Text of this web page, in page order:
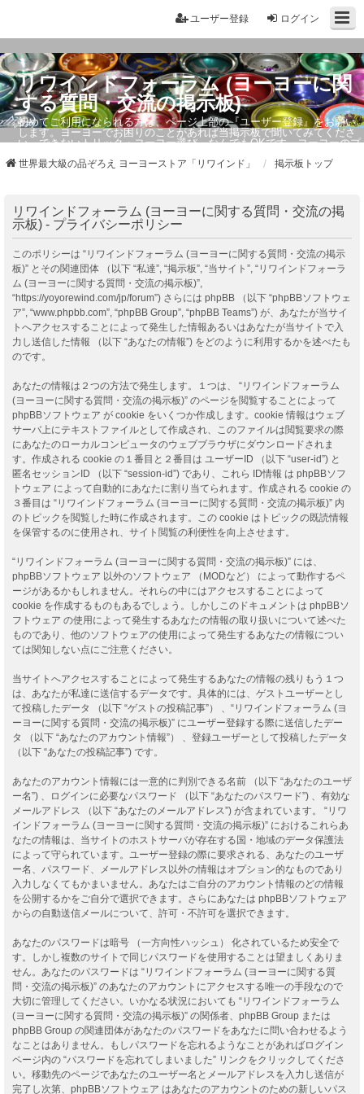
ログイン
ユーザー登録
リワインドフォーラム (ヨーヨーに関
する質問・交流の掲示板)
初めてご利用になられる方は、ページ上部の『ユーザー登録』をお願い
します。ヨーヨーでお困りのことがあれば当掲示板で聞いてみてくださ
い。できないトリック・ヨーヨー選び、なんでもOKです。ヨーヨーのプ
世界最大級の品ぞろえ ヨーヨーストア「リワインド」 掲示板トップ
リワインドフォーラム (ヨーヨーに関する質問・交流の掲
示板) - プライバシーポリシー
このポリシーは “リワインドフォーラム (ヨーヨーに関する質問・交流の掲示
板)” とその関連団体 （以下 “私達”, “掲示板”, “当サイト”, “リワインドフォーラ
ム (ヨーヨーに関する質問・交流の掲示板)”,
“https://yoyorewind.com/jp/forum”) さらには phpBB （以下 “phpBBソフトウェ
ア”, “www.phpbb.com”, “phpBB Group”, “phpBB Teams”) が、あなたが当サイ
トへアクセスすることによって発生した情報あるいはあなたが当サイトで入
力し送信した情報 （以下 “あなたの情報”) をどのように利用するかを述べたも
のです。
あなたの情報は２つの方法で発生します。１つは、 “リワインドフォーラム
(ヨーヨーに関する質問・交流の掲示板)” のページを閲覧することによって
phpBBソフトウェア が cookie をいくつか作成します。cookie 情報はウェブ
サーバ上にテキストファイルとして作成され、このファイルは閲覧要求の際
にあなたのローカルコンピュータのウェブブラウザにダウンロードされま
す。作成される cookie の１番目と２番目は ユーザーID （以下 “user-id”) と
匿名セッションID （以下 “session-id”) であり、これら ID情報 は phpBBソフ
トウェア によって自動的にあなたに割り当てられます。作成される cookie の
３番目は “リワインドフォーラム (ヨーヨーに関する質問・交流の掲示板)” 内
のトピックを閲覧した時に作成されます。この cookie はトピックの既読情報
を保管するのに使用され、サイト閲覧の利便性を向上させます。
“リワインドフォーラム (ヨーヨーに関する質問・交流の掲示板)” には、
phpBBソフトウェア 以外のソフトウェア （MODなど） によって動作するペ
ージがあるかもしれません。それらの中にはアクセスすることによって
cookie を作成するものもあるでしょう。しかしこのドキュメントは phpBBソ
フトウェア の使用によって発生するあなたの情報の取り扱いについて述べた
ものであり、他のソフトウェアの使用によって発生するあなたの情報につい
ては関知しない点にご注意ください。
当サイトへアクセスすることによって発生するあなたの情報の残りもう１つ
は、あなたが私達に送信するデータです。具体的には、ゲストユーザーとし
て投稿したデータ （以下 “ゲストの投稿記事”） 、“リワインドフォーラム (ヨ
ーヨーに関する質問・交流の掲示板)” にユーザー登録する際に送信したデー
タ （以下 “あなたのアカウント情報”） 、登録ユーザーとして投稿したデータ
（以下 “あなたの投稿記事”) です。
あなたのアカウント情報には一意的に判別できる名前 （以下 “あなたのユーザ
ー名”) 、ログインに必要なパスワード （以下 “あなたのパスワード”) 、有効な
メールアドレス （以下 “あなたのメールアドレス”) が含まれています。 “リワ
インドフォーラム (ヨーヨーに関する質問・交流の掲示板)” におけるこれらあ
なたの情報は、当サイトのホストサーバが存在する国・地域のデータ保護法
によって守られています。ユーザー登録の際に要求される、あなたのユーザ
ー名、パスワード、メールアドレス以外の情報はオプション的なものであり
入力しなくてもかまいません。あなたはご自分のアカウント情報のどの情報
を公開するかをご自分で選択できます。さらにあなたは phpBBソフトウェア
からの自動送信メールについて、許可・不許可を選択できます。
あなたのパスワードは暗号 （一方向性ハッシュ） 化されているため安全で
す。しかし複数のサイトで同じパスワードを使用することは望ましくありま
せん。あなたのパスワードは “リワインドフォーラム (ヨーヨーに関する質
問・交流の掲示板)” のあなたのアカウントにアクセスする唯一の手段なので
大切に管理してください。いかなる状況においても “リワインドフォーラム
(ヨーヨーに関する質問・交流の掲示板)” の関係者、phpBB Group または
phpBB Group の関連団体があなたのパスワードをあなたに問い合わせるよう
なことはありません。もしパスワードを忘れるようなことがあればログイン
ページ内の “パスワードを忘れてしまいました” リンクをクリックしてくださ
い。移動先のページであなたのユーザー名とメールアドレスを入力し送信が
完了し次第、phpBBソフトウェア はあなたのアカウントのための新しいパス